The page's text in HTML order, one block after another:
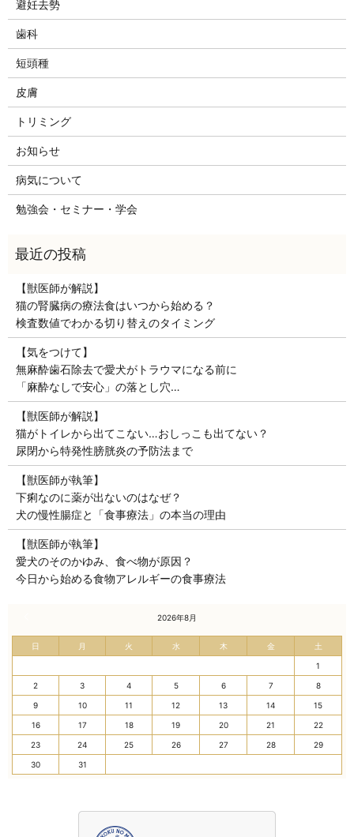
避妊去勢
歯科
短頭種
皮膚
トリミング
お知らせ
病気について
勉強会・セミナー・学会
【獣医師が解説】
猫の腎臓病の療法食はいつから始める？
検査数値でわかる切り替えのタイミング
【気をつけて】
無麻酔歯石除去で愛犬がトラウマになる前に
「麻酔なしで安心」の落とし穴…
【獣医師が解説】
猫がトイレから出てこない…おしっこも出てない？
尿閉から特発性膀胱炎の予防法まで
【獣医師が執筆】
下痢なのに薬が出ないのはなぜ？
犬の慢性腸症と「食事療法」の本当の理由
【獣医師が執筆】
愛犬のそのかゆみ、食べ物が原因？
今日から始める食物アレルギーの食事療法
2026年8月
日 月 火 水 木 金 土
1
2 3 4 5 6 7 8
9 10 11 12 13 14 15
16 17 18 19 20 21 22
23 24 25 26 27 28 29
30 31